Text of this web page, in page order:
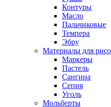
Контуры
Масло
Пальчиковые
Темпера
Эбру
Материалы для
Маркеры
Пастель
Сангина
Сепия
Уголь
Мольберты